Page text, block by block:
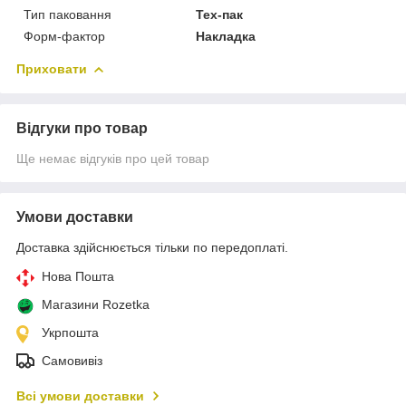
Тип паковання
Тех-пак
Форм-фактор
Накладка
Приховати
Відгуки про товар
Ще немає відгуків про цей товар
Умови доставки
Доставка здійснюється тільки по передоплаті.
Нова Пошта
Магазини Rozetka
Укрпошта
Самовивіз
Всі умови доставки